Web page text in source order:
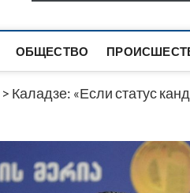
ОБЩЕСТВО
> Каладзе: «Если статус